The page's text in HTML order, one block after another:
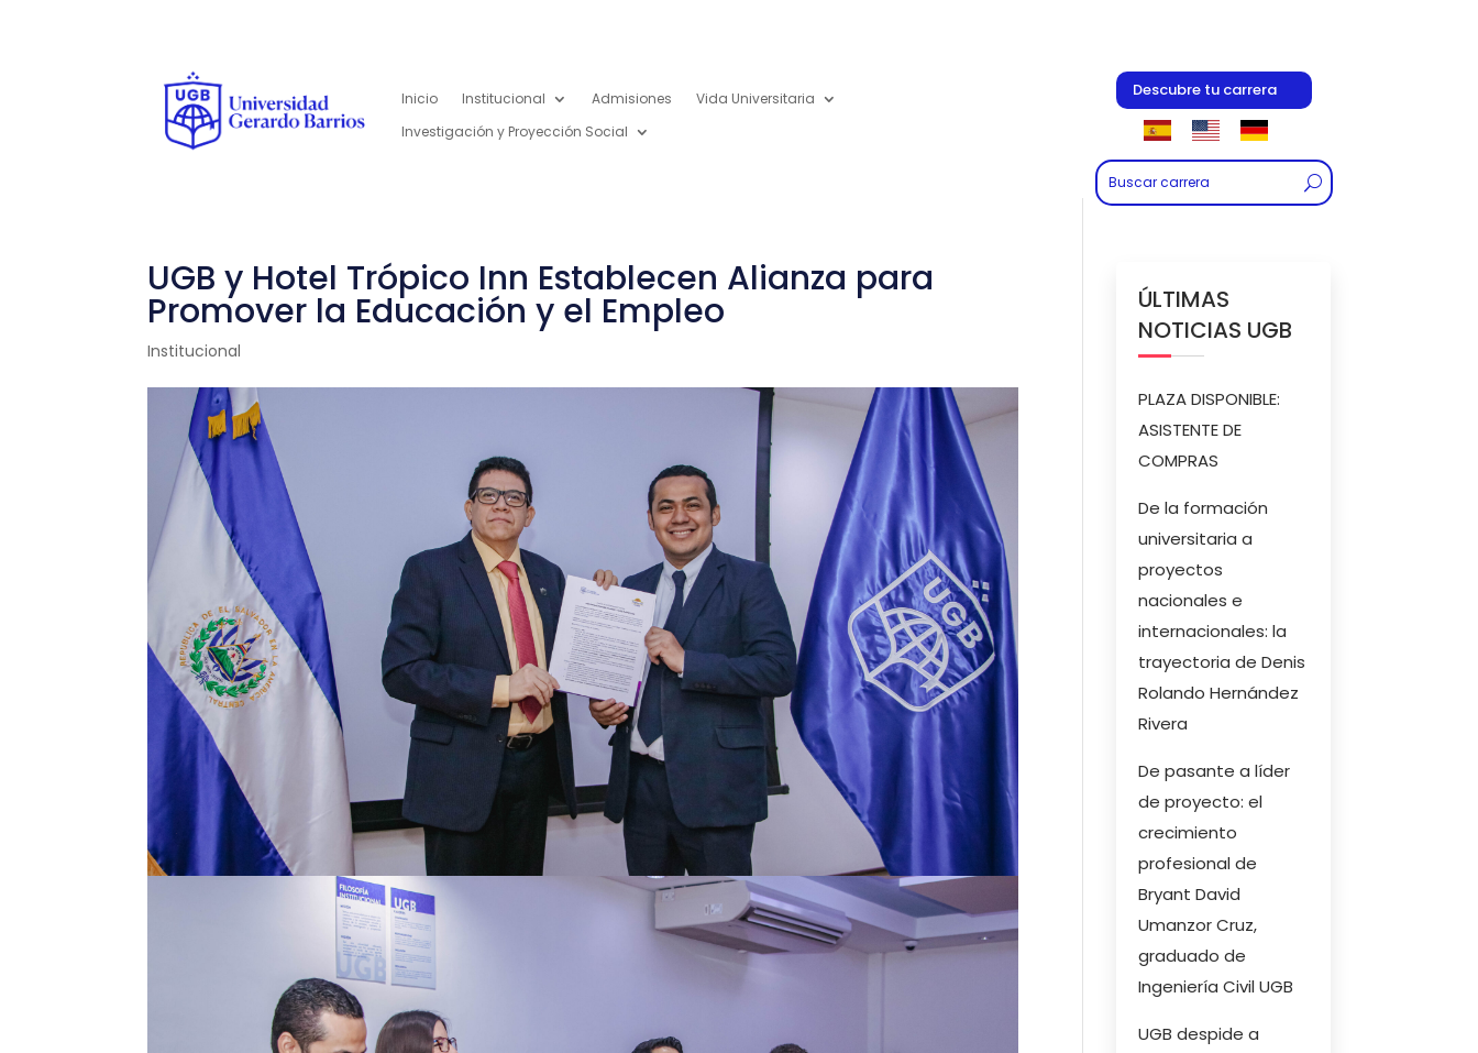
Inicio Institucional Admisiones
Vida Universitaria
Investigación y Proyección Social
Descubre tu carrera
UGB y Hotel Trópico Inn Establecen Alianza para
Promover la Educación y el Empleo
Institucional
ÚLTIMAS
NOTICIAS UGB
PLAZA DISPONIBLE:
ASISTENTE DE
COMPRAS
De la formación
universitaria a
proyectos
nacionales e
internacionales: la
trayectoria de Denis
Rolando Hernández
Rivera
De pasante a líder
de proyecto: el
crecimiento
profesional de
Bryant David
Umanzor Cruz,
graduado de
Ingeniería Civil UGB
UGB despide a